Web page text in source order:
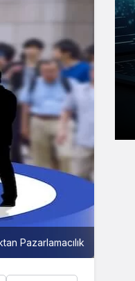
Pazarlamacılık
Tek
Konuk